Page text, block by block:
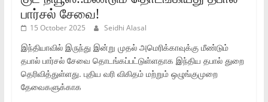
பார்சல் சேவை!
15 October 2025 Seidhi Alasal
இந்தியாவில் இருந்து இன்று முதல் அமெரிக்காவுக்கு மீண்டும்
தபால் பார்சல் சேவை தொடங்கப்பட்டுள்ளதாக இந்திய தபால் துறை
தெரிவித்துள்ளது. புதிய வரி விகிதம் மற்றும் ஒழுங்குமுறை
தேவைகளுக்காக